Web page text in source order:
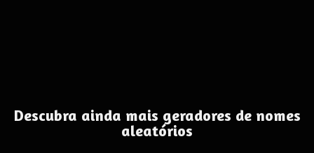
Descubra ainda mais geradores de nomes
aleatórios